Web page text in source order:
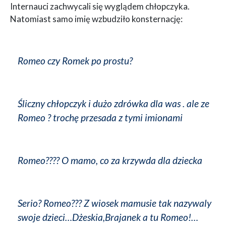
Internauci zachwycali się wyglądem chłopczyka.
Natomiast samo imię wzbudziło konsternację:
Romeo czy Romek po prostu?
Śliczny chłopczyk i dużo zdrówka dla was . ale ze
Romeo ? trochę przesada z tymi imionami
Romeo???? O mamo, co za krzywda dla dziecka
Serio? Romeo??? Z wiosek mamusie tak nazywaly
swoje dzieci…Dżeskia,Brajanek a tu Romeo!…